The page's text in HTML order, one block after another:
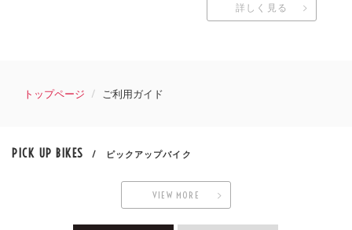
詳しく見る
トップページ ご利用ガイド
PICK UP BIKES / ピックアップバイク
VIEW MORE